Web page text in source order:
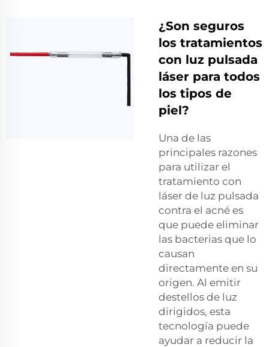
¿Son seguros
los tratamientos
con luz pulsada
láser para todos
los tipos de
piel?
Una de las
principales razones
para utilizar el
tratamiento con
láser de luz pulsada
contra el acné es
que puede eliminar
las bacterias que lo
causan
directamente en su
origen. Al emitir
destellos de luz
dirigidos, esta
tecnología puede
ayudar a reducir la